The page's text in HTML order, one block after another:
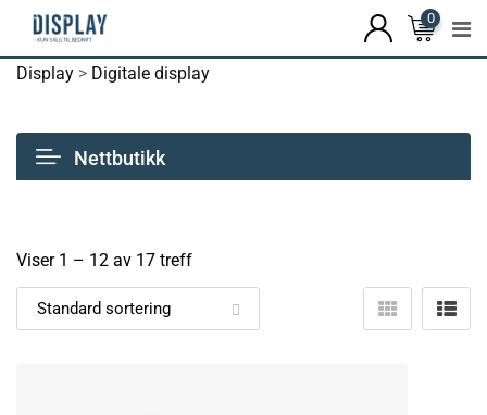
0
Display > Digitale display
Nettbutikk
Viser 1 – 12 av 17 treff